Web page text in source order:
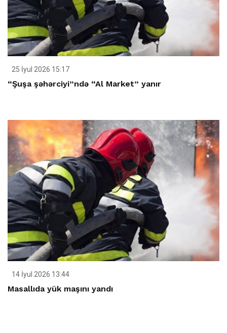
25 İyul 2026 15:17
“Şuşa şəhərciyi”ndə “Al Market” yanır
14 İyul 2026 13:44
Masallıda yük maşını yandı